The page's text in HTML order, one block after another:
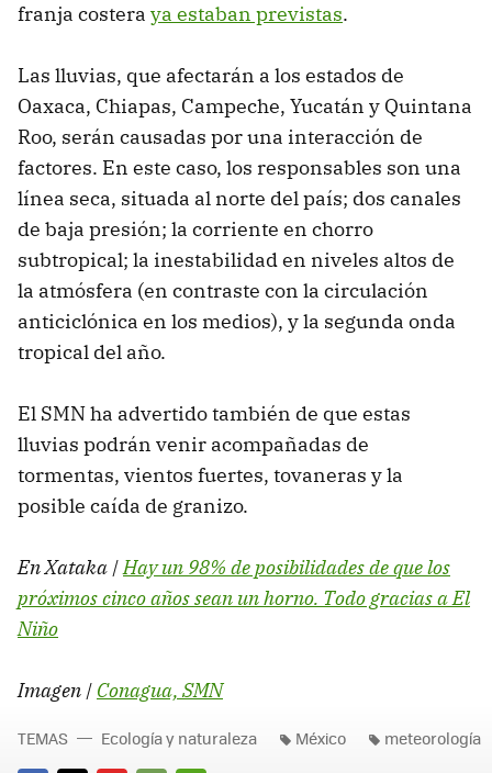
franja costera ya estaban previstas.
Las lluvias, que afectarán a los estados de
Oaxaca, Chiapas, Campeche, Yucatán y Quintana
Roo, serán causadas por una interacción de
factores. En este caso, los responsables son una
línea seca, situada al norte del país; dos canales
de baja presión; la corriente en chorro
subtropical; la inestabilidad en niveles altos de
la atmósfera (en contraste con la circulación
anticiclónica en los medios), y la segunda onda
tropical del año.
El SMN ha advertido también de que estas
lluvias podrán venir acompañadas de
tormentas, vientos fuertes, tovaneras y la
posible caída de granizo.
En Xataka |Hay un 98% de posibilidades de que los
próximos cinco años sean un horno. Todo gracias a El
Niño
Imagen | Conagua, SMN
TEMAS Ecología y naturaleza México meteorología